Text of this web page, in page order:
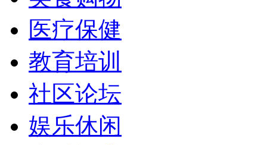
医疗保健
教育培训
社区论坛
娱乐休闲